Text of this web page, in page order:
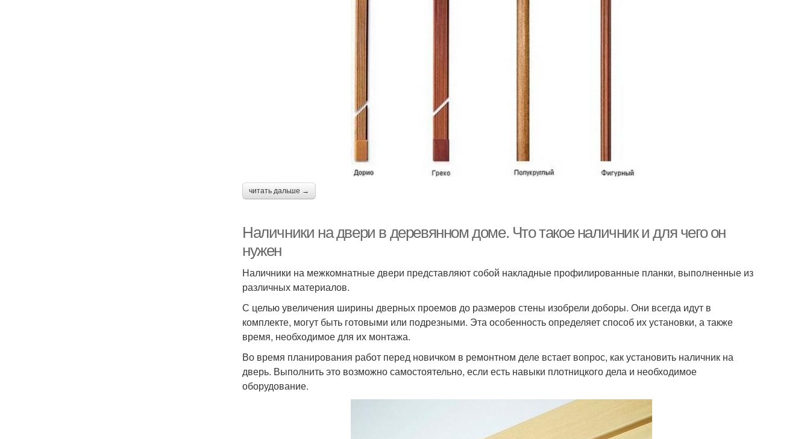
читать дальше →
Наличники на двери в деревянном доме. Что такое наличник и для чего он
нужен
Наличники на межкомнатные двери представляют собой накладные профилированные планки, выполненные из
различных материалов.
С целью увеличения ширины дверных проемов до размеров стены изобрели доборы. Они всегда идут в
комплекте, могут быть готовыми или подрезными. Эта особенность определяет способ их установки, а также
время, необходимое для их монтажа.
Во время планирования работ перед новичком в ремонтном деле встает вопрос, как установить наличник на
дверь. Выполнить это возможно самостоятельно, если есть навыки плотницкого дела и необходимое
оборудование.